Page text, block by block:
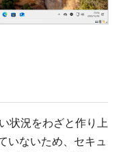
状況をわざと作り上
いないため、セキュ